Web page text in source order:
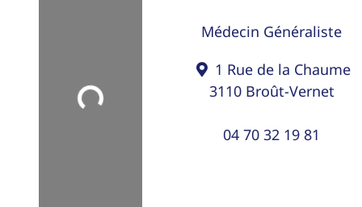
Loading...
Médecin Généraliste
1 Rue de la Chaume
3110 Broût-Vernet
04 70 32 19 81